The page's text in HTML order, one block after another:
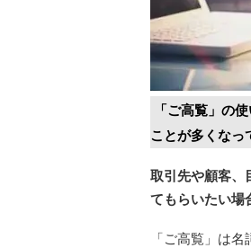
「ご高覧」の
ことが多くなっ
取引先や顧客、
てもらいたい場
「ご高覧」は